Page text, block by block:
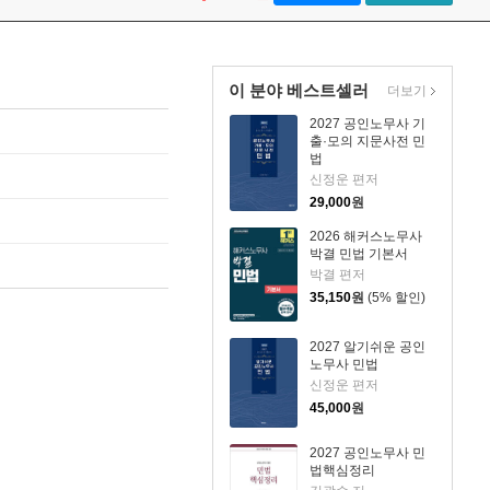
이 분야 베스트셀러
2027 공인노무사 기
출·모의 지문사전 민
법
신정운 편저
29,000원
2026 해커스노무사
박결 민법 기본서
박결 편저
35,150원 (5% 할인)
2027 알기쉬운 공인
노무사 민법
신정운 편저
45,000원
2027 공인노무사 민
법핵심정리
더보기